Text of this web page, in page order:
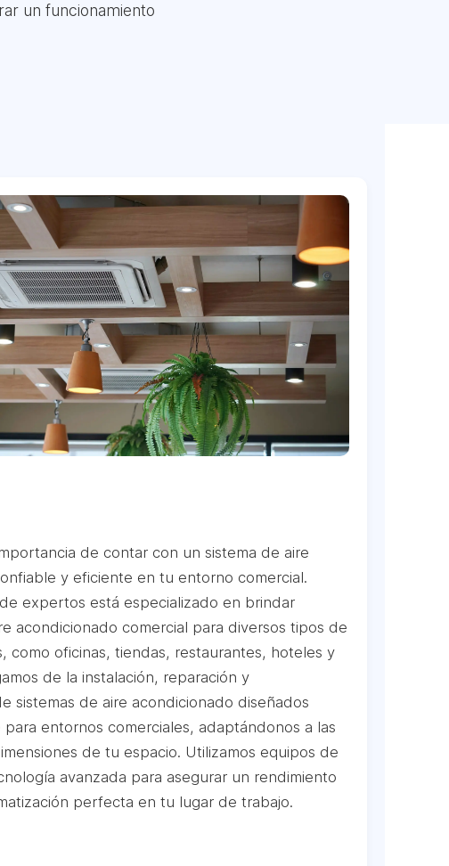
un funcionamiento
de contar con un sistema de aire
y eficiente en tu entorno comercial.
expertos está especializado en brindar
acondicionado comercial para diversos tipos de
como oficinas, tiendas, restaurantes, hoteles y
de la instalación, reparación y
sistemas de aire acondicionado diseñados
entornos comerciales, adaptándonos a las
de tu espacio. Utilizamos equipos de
avanzada para asegurar un rendimiento
perfecta en tu lugar de trabajo.